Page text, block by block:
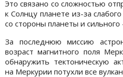
Это связано со сложностью
к Солнцу планете из-за
со стороны планеты и
За последнюю миссию
возраст магнитного поля
обнаружить тектоническую
на Меркурии потухли все